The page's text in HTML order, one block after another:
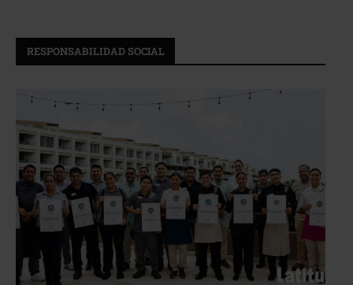
RESPONSABILIDAD SOCIAL